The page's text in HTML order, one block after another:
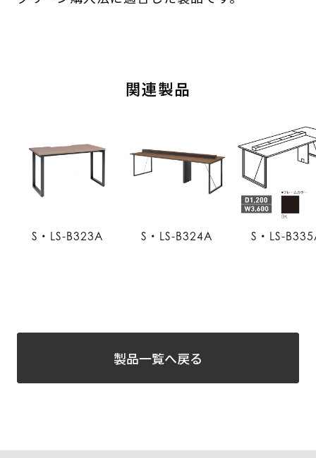
関連製品
S・LS-B323A S・LS-B324A S・LS-
製品一覧へ戻る